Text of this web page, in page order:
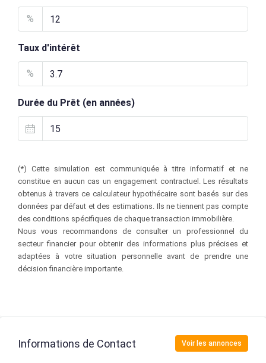
%
Taux d'intérêt
%
Durée du Prêt (en années)
(*) Cette simulation est communiquée à titre informatif et ne
constitue en aucun cas un engagement contractuel. Les résultats
obtenus à travers ce calculateur hypothécaire sont basés sur des
données par défaut et des estimations. Ils ne tiennent pas compte
des conditions spécifiques de chaque transaction immobilière.
Nous vous recommandons de consulter un professionnel du
secteur financier pour obtenir des informations plus précises et
adaptées à votre situation personnelle avant de prendre une
décision financière importante.
Informations de Contact Voir les annonces